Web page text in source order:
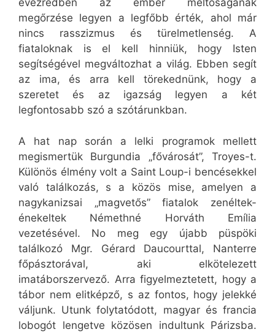
évezredben az ember méltóságának
megőrzése legyen a legfőbb érték, ahol már
nincs rasszizmus és türelmetlenség. A
fiataloknak is el kell hinniük, hogy Isten
segítségével megváltozhat a világ. Ebben segít
az ima, és arra kell törekednünk, hogy a
szeretet és az igazság legyen a két
legfontosabb szó a szótárunkban.
A hat nap során a lelki programok mellett
megismertük Burgundia „fővárosát”, Troyes-t.
Különös élmény volt a Saint Loup-i bencésekkel
való találkozás, s a közös mise, amelyen a
nagykanizsai „magvetős” fiatalok zenéltek-
énekeltek Némethné Horváth Emília
vezetésével. No meg egy újabb püspöki
találkozó Mgr. Gérard Daucourttal, Nanterre
főpásztorával, aki elkötelezett
imatáborszervező. Arra figyelmeztetett, hogy a
tábor nem elitképző, s az fontos, hogy jelekké
váljunk. Utunk folytatódott, magyar és francia
lobogót lengetve közösen indultunk Párizsba.